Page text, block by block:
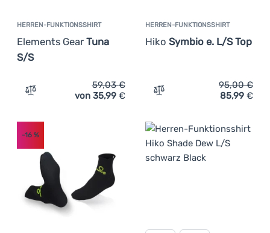
HERREN-FUNKTIONSSHIRT
Elements Gear Tuna
S/S
Zum Vergleich 'Herren-Funktionsshirt Elements Gear
59,03€
von 35,99 €
HERREN-FUNKTIONSSHIRT
Hiko Symbio e. L/S Top
Zum Vergleich 'Herren-
95,00€
85,99 €
-16 %